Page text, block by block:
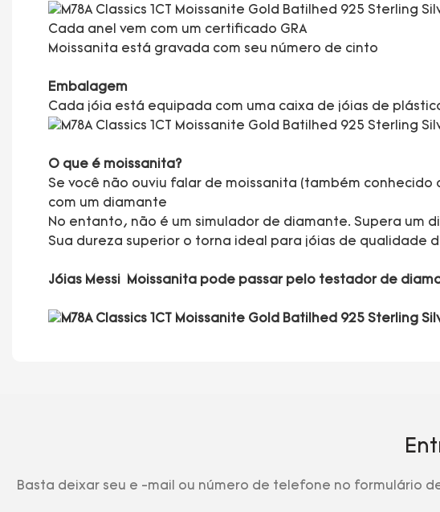
Cada anel vem com um certificado GRA
Moissanita está gravada com seu número de cinto
Embalagem
Cada jóia está equipada com uma caixa de jóias de
O que é moissanita?
Se você não ouviu falar de moissanita (também
com um diamante
No entanto, não é um simulador de diamante. Supera um
Sua dureza superior o torna ideal para jóias de qualidade
Jóias Messi Moissanita pode passar pelo testador de
Basta deixar seu e -mail ou número de telefone no formulário